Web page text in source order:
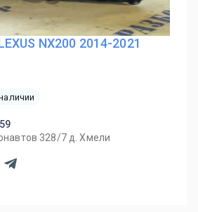
NX200 2014-2021
328/7 д. Хмели